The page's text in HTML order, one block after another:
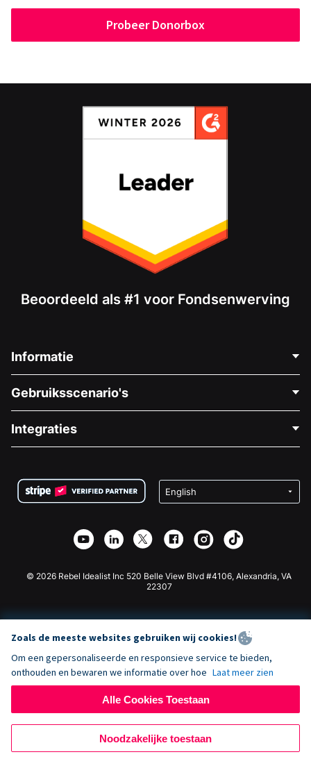
Probeer Donorbox
Beoordeeld als #1 voor Fondsenwerving
Informatie
Over Ons
Vacatures
Privacy
Affiliate Partnerschap
Gebruiksscenario's
Medische Fondsenwerving
Goede Doelen Fondsenwerving
Integraties
Wix Donatie Plugin
Webflow Donatie App
Joomla Donatie
© 2026 Rebel Idealist Inc 520 Belle View Blvd #4106, Alexandria, VA
22307
Zoals de meeste websites gebruiken wij cookies!
Om een gepersonaliseerde en responsieve service te bieden,
onthouden en bewaren we informatie over hoe Laat meer zien
Alle Cookies Toestaan
Noodzakelijke toestaan